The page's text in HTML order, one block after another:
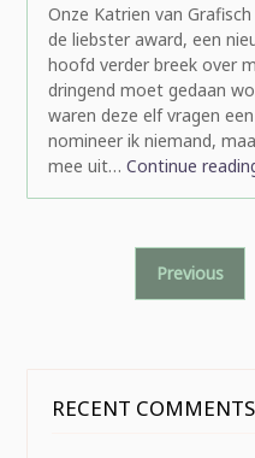
Onze Katrien van
de liebster award, een
hoofd verder breek over
dringend moet gedaan
waren deze elf vragen
nomineer ik niemand,
mee uit… Continue
pagination
Previous
RECENT COMMENTS